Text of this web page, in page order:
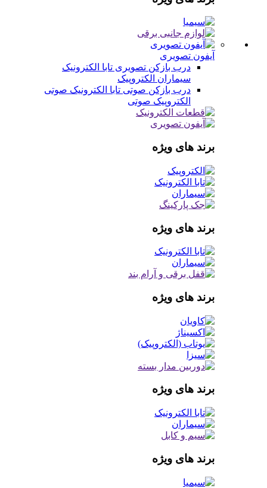
آیفون تصویری
درب بازکن تصویری تابا الکترونیک
سیماران الکتروپیک
درب بازکن صوتی تابا الکترونیک صوتی
الکتروپیک صوتی
برند های ویژه
برند های ویژه
برند های ویژه
برند های ویژه
برند های ویژه